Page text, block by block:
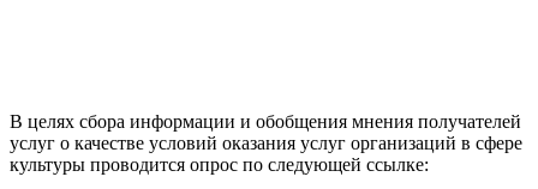
В целях сбора информации и обобщения мнения получателей
услуг о качестве условий оказания услуг организаций в сфере
культуры проводится опрос по следующей ссылке: